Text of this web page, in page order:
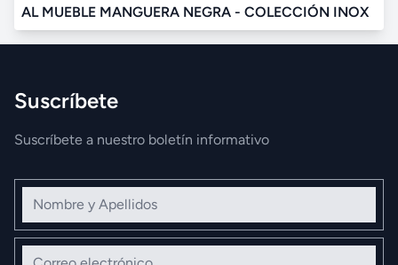
AL MUEBLE MANGUERA NEGRA - COLECCIÓN INOX
Suscríbete
Suscríbete a nuestro boletín informativo
Nombre y Apellidos
Correo electrónico